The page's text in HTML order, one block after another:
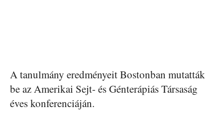
A tanulmány eredményeit Bostonban mutatták
be az Amerikai Sejt- és Génterápiás Társaság
éves konferenciáján.